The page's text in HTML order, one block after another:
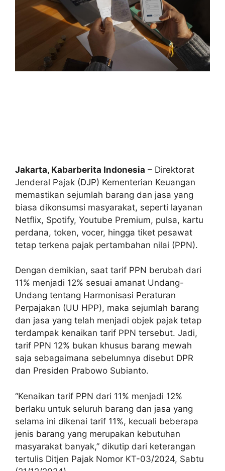
Jakarta, Kabarberita Indonesia – Direktorat
Jenderal Pajak (DJP) Kementerian Keuangan
memastikan sejumlah barang dan jasa yang
biasa dikonsumsi masyarakat, seperti layanan
Netflix, Spotify, Youtube Premium, pulsa, kartu
perdana, token, vocer, hingga tiket pesawat
tetap terkena pajak pertambahan nilai (PPN).
Dengan demikian, saat tarif PPN berubah dari
11% menjadi 12% sesuai amanat Undang-
Undang tentang Harmonisasi Peraturan
Perpajakan (UU HPP), maka sejumlah barang
dan jasa yang telah menjadi objek pajak tetap
terdampak kenaikan tarif PPN tersebut. Jadi,
tarif PPN 12% bukan khusus barang mewah
saja sebagaimana sebelumnya disebut DPR
dan Presiden Prabowo Subianto.
“Kenaikan tarif PPN dari 11% menjadi 12%
berlaku untuk seluruh barang dan jasa yang
selama ini dikenai tarif 11%, kecuali beberapa
jenis barang yang merupakan kebutuhan
masyarakat banyak,” dikutip dari keterangan
tertulis Ditjen Pajak Nomor KT-03/2024, Sabtu